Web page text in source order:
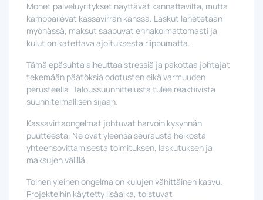
Monet palveluyritykset näyttävät kannattavilta, mutta
kamppailevat kassavirran kanssa. Laskut lähetetään
myöhässä, maksut saapuvat ennakoimattomasti ja
kulut on katettava ajoituksesta riippumatta.
Tämä epäsuhta aiheuttaa stressiä ja pakottaa johtajat
tekemään päätöksiä odotusten eikä varmuuden
perusteella. Taloussuunnittelusta tulee reaktiivista
suunnitelmallisen sijaan.
Kassavirtaongelmat johtuvat harvoin kysynnän
puutteesta. Ne ovat yleensä seurausta heikosta
yhteensovittamisesta toimituksen, laskutuksen ja
maksujen välillä.
Toinen yleinen ongelma on kulujen vähittäinen kasvu.
Projekteihin käytetty lisäaika, toistuvat